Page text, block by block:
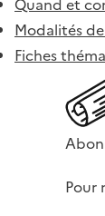
Quand et
Modalités
Fiches
Pour